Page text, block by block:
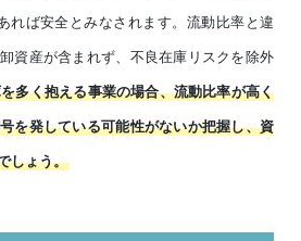
れば安全とみなされます。流動比率と違
資産が含まれず、不良在庫リスクを除外
多く抱える事業の場合、流動比率が高く
を発している可能性がないか把握し、資
しょう。